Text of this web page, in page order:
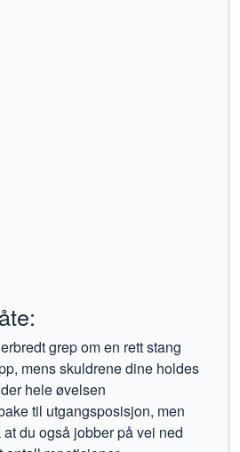
grep om en rett stang
mens skuldrene dine holdes
hele øvelsen
til utgangsposisjon, men
du også jobber på vei ned